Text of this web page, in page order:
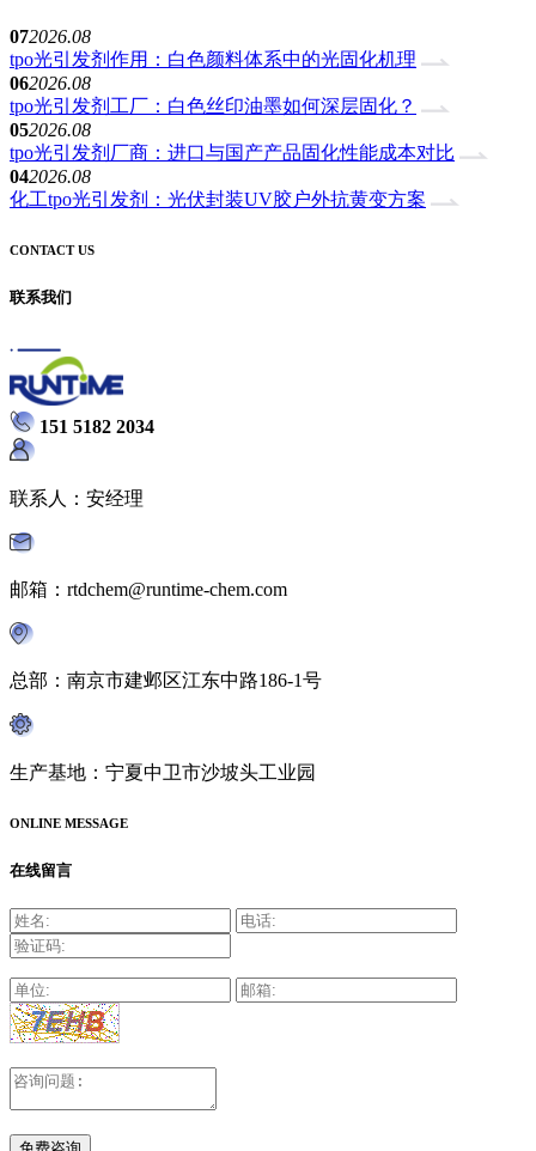
072026.08
tpo光引发剂作用：白色颜料体系中的光固化机理
062026.08
tpo光引发剂工厂：白色丝印油墨如何深层固化？
052026.08
tpo光引发剂厂商：进口与国产产品固化性能成本对比
042026.08
化工tpo光引发剂：光伏封装UV胶户外抗黄变方案
CONTACT US
联系我们
151 5182 2034
联系人：安经理
邮箱：rtdchem@runtime-chem.com
总部：南京市建邺区江东中路186-1号
生产基地：宁夏中卫市沙坡头工业园
ONLINE MESSAGE
在线留言